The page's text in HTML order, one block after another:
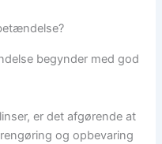
begynder med god
er det afgørende at
og opbevaring